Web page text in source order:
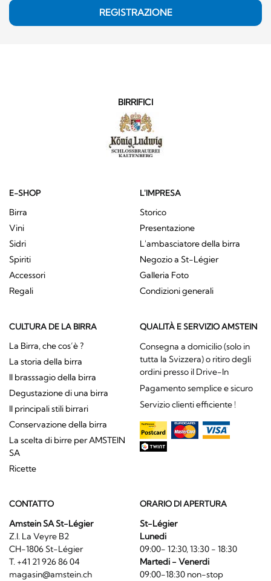
REGISTRAZIONE
BIRRIFICI
E-SHOP
Birra
Vini
Sidri
Spiriti
Accessori
Regali
L'IMPRESA
Storico
Presentazione
L'ambasciatore della birra
Negozio a St-Légier
Galleria Foto
Condizioni generali
CULTURA DE LA BIRRA
La Birra, che cos’è ?
La storia della birra
Il brasssagio della birra
Degustazione di una birra
Il principali stili birrari
Conservazione della birra
La scelta di birre per AMSTEIN
SA
Ricette
QUALITÀ E SERVIZIO AMSTEIN
Consegna a domicilio (solo in
tutta la Svizzera) o ritiro degli
ordini presso il Drive-In
Pagamento semplice e sicuro
Servizio clienti efficiente !
CONTATTO
Amstein SA St-Légier
Z.I. La Veyre B2
CH-1806 St-Légier
T. +41 21 926 86 04
magasin@amstein.ch
ORARIO DI APERTURA
St-Légier
Lunedi
09:00- 12:30, 13:30 - 18:30
Martedi - Venerdi
09:00-18:30 non-stop